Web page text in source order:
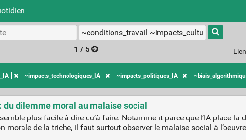
1 / 5
~impacts_technologiques_IA ~impacts_politiques_IA
du dilemme moral au malaise social
plus facile à dire qu’à faire. Notamment parce que l’IA place la
de la triche, il faut surtout observer le malaise social à l’oeuvre.